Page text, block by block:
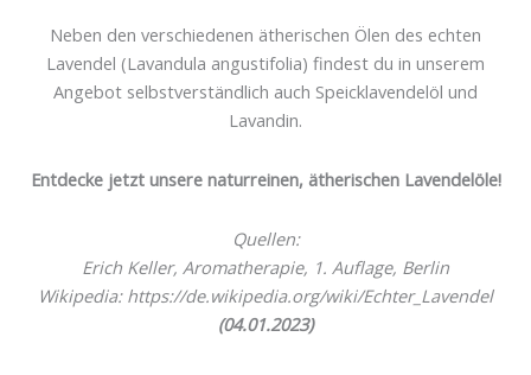
Neben den verschiedenen ätherischen Ölen des echten
Lavendel (Lavandula angustifolia) findest du in unserem
Angebot selbstverständlich auch Speicklavendelöl und
Lavandin.
Entdecke jetzt unsere naturreinen, ätherischen Lavendelöle!
Quellen:
Erich Keller, Aromatherapie, 1. Auflage, Berlin
Wikipedia: https://de.wikipedia.org/wiki/Echter_Lavendel
(04.01.2023)